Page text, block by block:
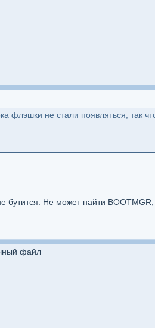
не стали появляться, так
Не может найти BOOTMGR,
файл